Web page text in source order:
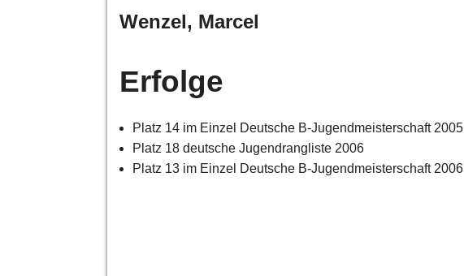
Wenzel, Marcel
Erfolge
Platz 14 im Einzel Deutsche B-Jugendmeisterschaft 2005
Platz 18 deutsche Jugendrangliste 2006
Platz 13 im Einzel Deutsche B-Jugendmeisterschaft 2006